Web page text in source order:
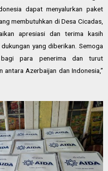
dapat menyalurkan paket
membutuhkan di Desa Cicadas,
apresiasi dan terima kasih
yang diberikan. Semoga
para penerima dan turut
Azerbaijan dan Indonesia,”